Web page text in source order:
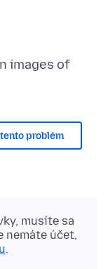
images of
problém
musíte sa
nemáte účet,
.